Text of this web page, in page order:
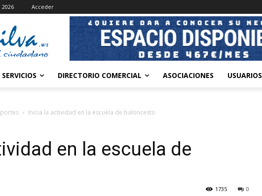
2026 Acceder
SERVICIOS DIRECTORIO COMERCIAL ASOCIACIONES USUARIOS
Inicia la actividad en la escuela de baloncesto
en la escuela de
0
1735